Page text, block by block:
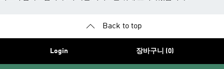
Back to top
Login 장바구니 (0)